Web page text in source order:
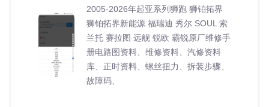
2005-2026年起亚系列狮跑 狮铂拓界
狮铂拓界新能源 福瑞迪 秀尔 SOUL 索
兰托 赛拉图 远舰 锐欧 霸锐原厂维修手
册电路图资料、维修资料、汽修资料
库、正时资料、螺丝扭力、拆装步骤、
故障码、